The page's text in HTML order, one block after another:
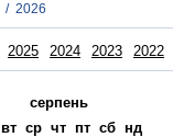
/ 2026
2025 2024 2023 2022
серпень
вт ср чт пт сб нд